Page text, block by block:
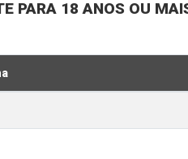
PARA 18 ANOS OU